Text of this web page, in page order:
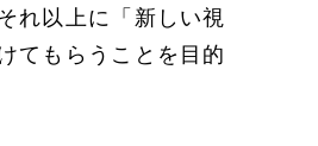
れ以上に「新しい視
てもらうことを目的